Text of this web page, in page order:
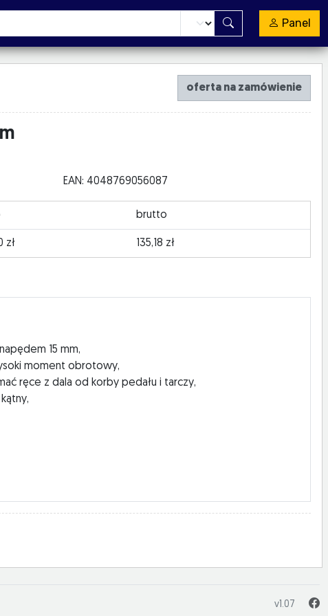
Panel
oferta na zamówienie
EAN: 4048769056087
brutto
zł 135,18 zł
15 mm,
moment obrotowy,
ręce z dala od korby pedału i tarczy,
v1.07